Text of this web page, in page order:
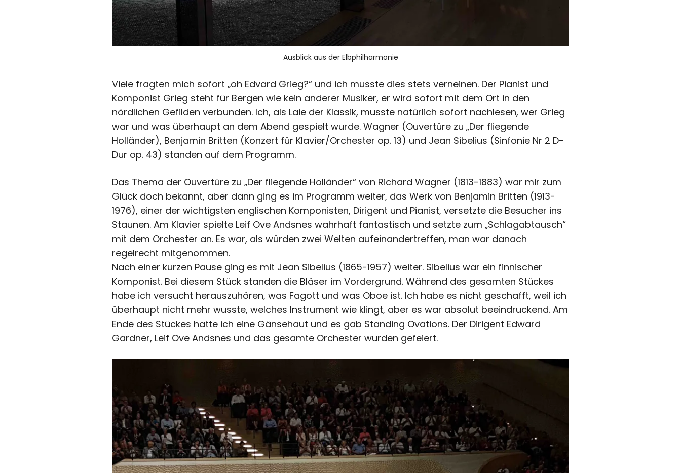
Ausblick aus der Elbphilharmonie
Viele fragten mich sofort „oh Edvard Grieg?“ und ich musste dies stets verneinen. Der Pianist und
Komponist Grieg steht für Bergen wie kein anderer Musiker, er wird sofort mit dem Ort in den
nördlichen Gefilden verbunden. Ich, als Laie der Klassik, musste natürlich sofort nachlesen, wer Grieg
war und was überhaupt an dem Abend gespielt wurde. Wagner (Ouvertüre zu „Der fliegende
Holländer), Benjamin Britten (Konzert für Klavier/Orchester op. 13) und Jean Sibelius (Sinfonie Nr 2 D-
Dur op. 43) standen auf dem Programm.
Das Thema der Ouvertüre zu „Der fliegende Holländer“ von Richard Wagner (1813-1883) war mir zum
Glück doch bekannt, aber dann ging es im Programm weiter, das Werk von Benjamin Britten (1913-
1976), einer der wichtigsten englischen Komponisten, Dirigent und Pianist, versetzte die Besucher ins
Staunen. Am Klavier spielte Leif Ove Andsnes wahrhaft fantastisch und setzte zum „Schlagabtausch“
mit dem Orchester an. Es war, als würden zwei Welten aufeinandertreffen, man war danach
regelrecht mitgenommen.
Nach einer kurzen Pause ging es mit Jean Sibelius (1865-1957) weiter. Sibelius war ein finnischer
Komponist. Bei diesem Stück standen die Bläser im Vordergrund. Während des gesamten Stückes
habe ich versucht herauszuhören, was Fagott und was Oboe ist. Ich habe es nicht geschafft, weil ich
überhaupt nicht mehr wusste, welches Instrument wie klingt, aber es war absolut beeindruckend. Am
Ende des Stückes hatte ich eine Gänsehaut und es gab Standing Ovations. Der Dirigent Edward
Gardner, Leif Ove Andsnes und das gesamte Orchester wurden gefeiert.